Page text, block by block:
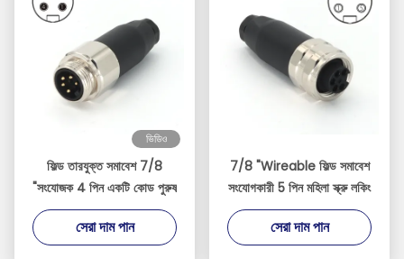
ভিডিও
ফিল্ড তারযুক্ত সমাবেশ 7/8
"সংযোজক 4 পিন একটি কোড পুরুষ
সেরা দাম পান
7/8 "Wireable ফিল্ড সমাবেশ
সংযোগকারী 5 পিন মহিলা স্ক্রু লকিং
সেরা দাম পান